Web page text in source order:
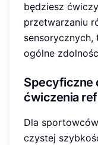
będziesz
przetwarzaniu
sensorycznych,
ogólne
Specyficzne
ćwiczenia
Dla
czystej